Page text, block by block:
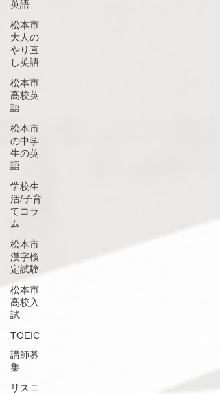
英語
松本市
大人の
やり直
し英語
松本市
高校英
語
松本市
の中学
生の英
語
学校生
活/子育
てコラ
ム
松本市
漢字検
定試験
松本市
高校入
試
TOEIC
講師募
集
リスニ